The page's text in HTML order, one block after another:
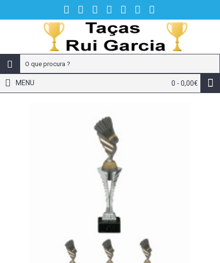
0 - 0,00€
MENU